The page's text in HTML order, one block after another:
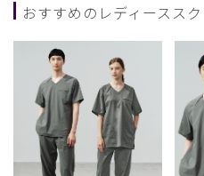
おすすめのレディースス